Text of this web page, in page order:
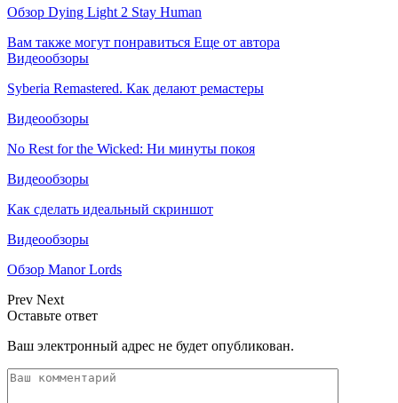
Обзор Dying Light 2 Stay Human
Вам также могут понравиться Еще от автора
Видеообзоры
Syberia Remastered. Как делают ремастеры
Видеообзоры
No Rest for the Wicked: Ни минуты покоя
Видеообзоры
Как сделать идеальный скриншот
Видеообзоры
Обзор Manor Lords
Prev Next
Оставьте ответ
Ваш электронный адрес не будет опубликован.